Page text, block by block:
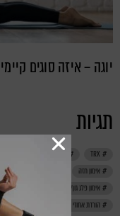
יוגה – איזה סוגים
תגיות
TRX
אימון חזה
אימון פלג גוף עליון
אימון רגליים
הורדת אחוזי שומן
חדר כושר